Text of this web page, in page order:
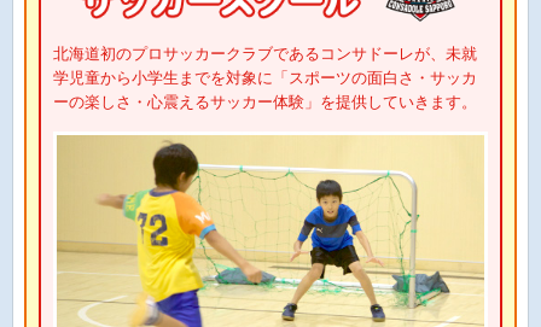
北海道初のプロサッカークラブであるコンサドーレが、未就
学児童から小学生までを対象に「スポーツの面白さ・サッカ
ーの楽しさ・心震えるサッカー体験」を提供していきます。